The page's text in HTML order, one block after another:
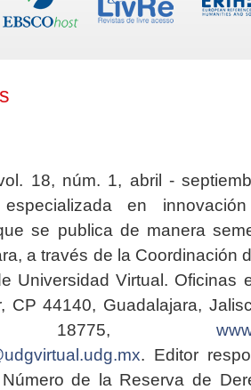
18, núm. 1, abril -
especializada en
se publica de manera
a través de la Coordinación
Universidad Virtual. Oficinas
CP 44140, Guadalajara,
18775,
. Editor
de la Reserva de